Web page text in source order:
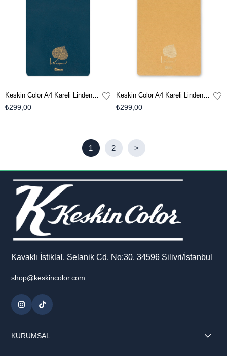
Keskin Color A4 Kareli Linden Bloknot - Mavi
₺299,00
Keskin Color A4 Kareli Linden Bloknot - Krem
₺299,00
1 2 >
Kavaklı İstiklal, Selanik Cd. No:30, 34596 Silivri/İstanbul
shop@keskincolor.com
KURUMSAL